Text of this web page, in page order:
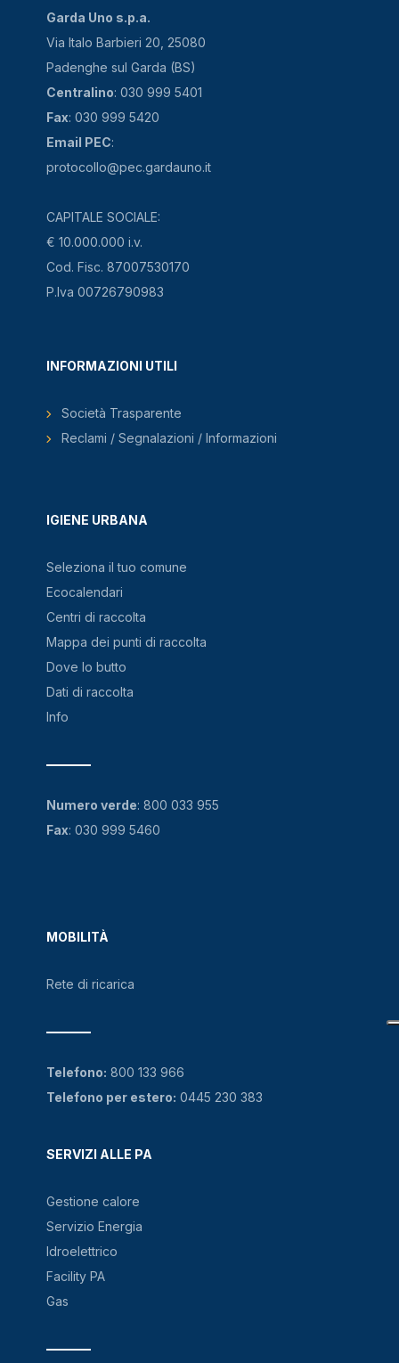
Garda Uno s.p.a.
Via Italo Barbieri 20, 25080
Padenghe sul Garda (BS)
Centralino: 030 999 5401
Fax: 030 999 5420
Email PEC:
protocollo@pec.gardauno.it
CAPITALE SOCIALE:
€ 10.000.000 i.v.
Cod. Fisc. 87007530170
P.Iva 00726790983
IGIENE URBANA
Seleziona il tuo comune
Ecocalendari
Centri di raccolta
Mappa dei punti di raccolta
Dove lo butto
Dati di raccolta
Info
MOBILITÀ
Rete di ricarica
SERVIZI ALLE PA
Gestione calore
Servizio Energia
Idroelettrico
Facility PA
Gas
INFORMAZIONI UTILI
Società Trasparente
Reclami / Segnalazioni / Informazioni
Numero verde: 800 033 955
Fax: 030 999 5460
Telefono: 800 133 966
Telefono per estero: 0445 230 383